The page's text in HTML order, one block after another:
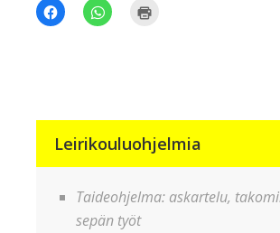
Jaa
Facebookissa(Avautuu
uudessa
Jaa
WhatsApp
Leirikouluohjelmia
Taideohjelma: askartelu,
sepän työt